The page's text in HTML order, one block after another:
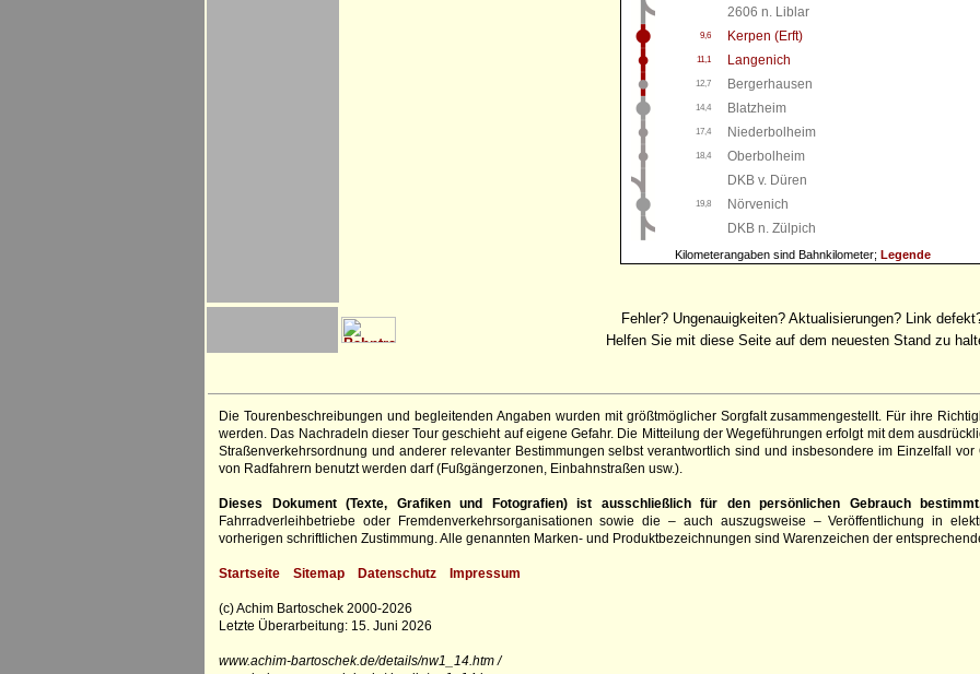
2606 n. Liblar
9,6 Kerpen (Erft)
11,1 Langenich
12,7 Bergerhausen
14,4 Blatzheim
17,4 Niederbolheim
18,4
Oberbolheim
DKB v. Düren
19,8
Nörvenich
DKB n. Zülpich
Kilometerangaben sind Bahnkilometer; Legende
Fehler? Ungenauigkeiten? Aktualisierungen? Link
Helfen Sie mit diese Seite auf dem neuesten Stand zu
Die Tourenbeschreibungen und begleitenden Angaben wurden mit größtmöglicher Sorgfalt zusammengestellt. Für ihre
werden. Das Nachradeln dieser Tour geschieht auf eigene Gefahr. Die Mitteilung der Wegeführungen erfolgt mit dem
Straßenverkehrsordnung und anderer relevanter Bestimmungen selbst verantwortlich sind und insbesondere im Einzelfall
von Radfahrern benutzt werden darf (Fußgängerzonen, Einbahnstraßen usw.).
Dieses Dokument (Texte, Grafiken und Fotografien) ist ausschließlich für den persönlichen Gebrauch
Fahrradverleihbetriebe oder Fremdenverkehrsorganisationen sowie die – auch auszugsweise – Veröffentlichung in
vorherigen schriftlichen Zustimmung. Alle genannten Marken- und Produktbezeichnungen sind Warenzeichen der
Startseite Sitemap Datenschutz Impressum
(c) Achim Bartoschek 2000-2026
Letzte Überarbeitung: 15. Juni 2026
www.achim-bartoschek.de/details/nw1_14.htm /